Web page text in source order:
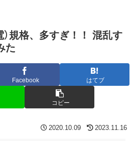
）規格、多すぎ！！ 混乱す
た
Facebook はてブ
コピー
2020.10.09 2023.11.16